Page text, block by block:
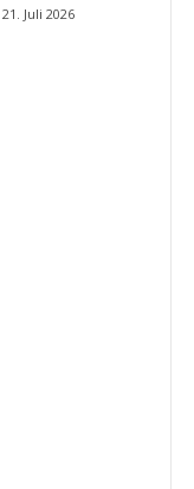
21. Juli 2026